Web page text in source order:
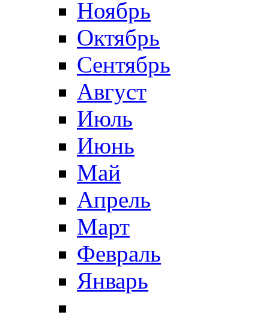
Ноябрь
Октябрь
Сентябрь
Август
Июль
Июнь
Май
Апрель
Март
Февраль
Январь